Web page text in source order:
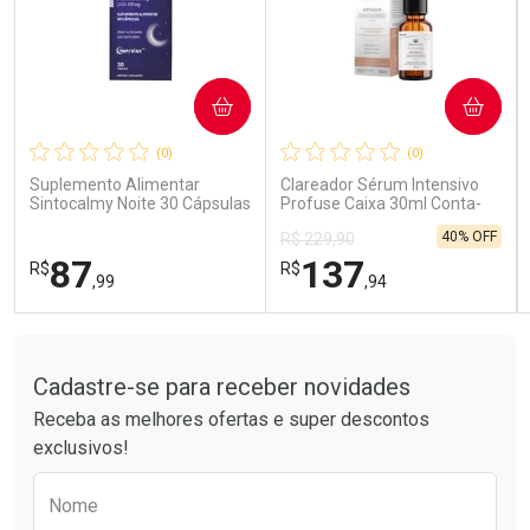
Comprar sem Desconto
Por R$ 85,99/cada
Comprar sem Desconto
Por R$ 85,99/cada
Comprar sem Desconto
Por R$ 26,99/cada
Comprar sem Desconto
Por R$ 26,99/cada
(0)
Suplemento Alimentar
Sintocalmy Noite 30 Cápsulas
R$87,99
COMPRAR
Laboratório
Por Menos
(0)
Clareador Sérum Intensivo
Profuse Caixa 30ml Conta-
R$ 229,90
R$137,94
40% OFF
COMPRAR
Laboratório
Por Menos
Cadastre-se para receber novidades
Receba as melhores ofertas e super descontos
exclusivos!
Nome